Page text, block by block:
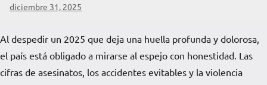
diciembre 31, 2025
La
de
La
Pampa
Al despedir un 2025 que deja una huella profunda y dolorosa,
el país está obligado a mirarse al espejo con honestidad. Las
cifras de asesinatos, los accidentes evitables y la violencia